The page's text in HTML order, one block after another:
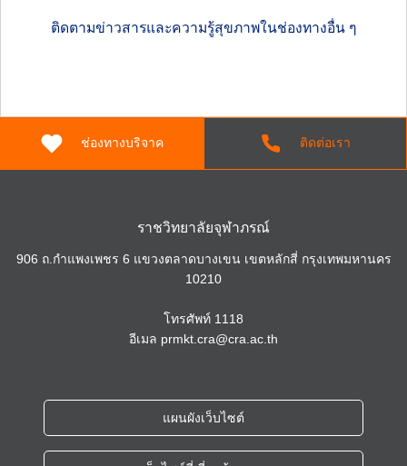
ติดตามข่าวสารและความรู้สุขภาพในช่องทางอื่น ๆ
ช่องทางบริจาค ติดต่อเรา
ราชวิทยาลัยจุฬาภรณ์
906 ถ.กำแพงเพชร 6 แขวงตลาดบางเขน เขตหลักสี่ กรุงเทพมหานคร
10210
โทรศัพท์ 1118
อีเมล prmkt.cra@cra.ac.th
แผนผังเว็บไซต์